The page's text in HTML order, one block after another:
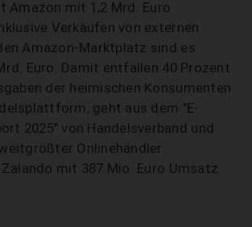
Amazon mit 1,2 Mrd. Euro
Verkäufen von externen
Amazon-Marktplatz sind es
Euro. Damit entfallen 40 Prozent
der heimischen Konsumenten
geht aus dem "E-
2025" von Handelsverband und
Onlinehändler
mit 387 Mio. Euro Umsatz.